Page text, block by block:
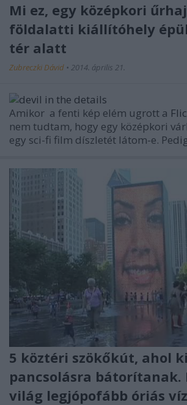
Mi ez, egy középkori
földalatti kiállítóhely
tér alatt
Zubreczki Dávid • 2014. április 21.
Amikor a fenti kép elém ugrott a
nem tudtam, hogy egy középkori
egy sci-fi film díszletét látom-e.
5 köztéri szökőkút, ahol
pancsolásra bátorítanak.
világ legjópofább óriás